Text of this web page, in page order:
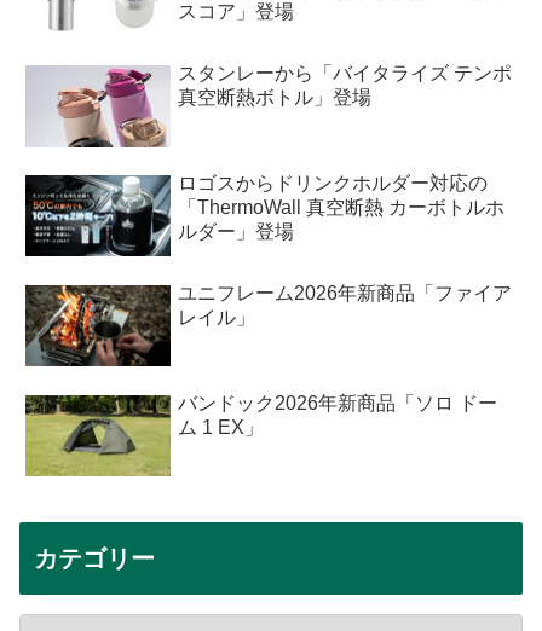
スコア」登場
スタンレーから「バイタライズ テンポ
真空断熱ボトル」登場
ロゴスからドリンクホルダー対応の
「ThermoWall 真空断熱 カーボトルホ
ルダー」登場
ユニフレーム2026年新商品「ファイア
レイル」
バンドック2026年新商品「ソロ ドー
ム 1 EX」
カテゴリー